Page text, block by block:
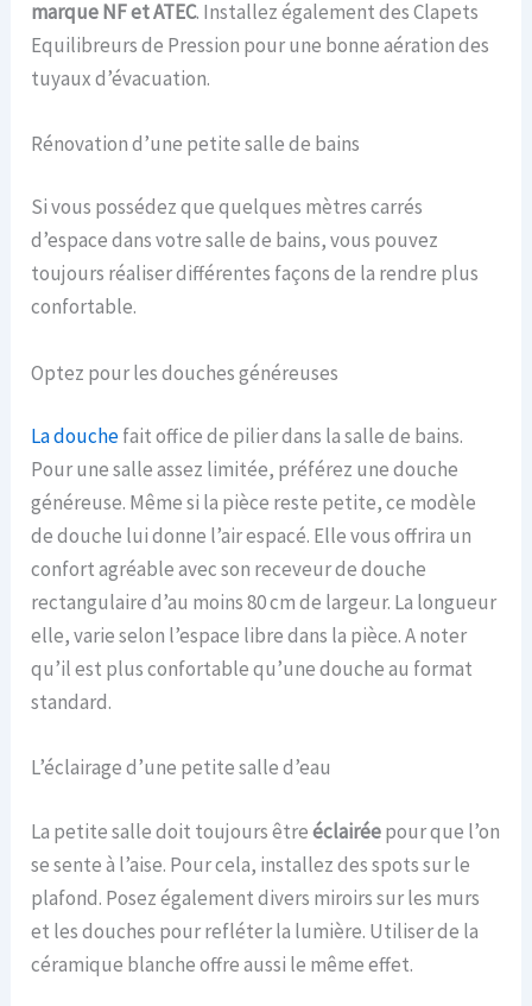
marque NF et ATEC. Installez également des Clapets
Equilibreurs de Pression pour une bonne aération des
tuyaux d’évacuation.
Rénovation d’une petite salle de bains
Si vous possédez que quelques mètres carrés
d’espace dans votre salle de bains, vous pouvez
toujours réaliser différentes façons de la rendre plus
confortable.
Optez pour les douches généreuses
La douchefait office de pilier dans la salle de bains.
Pour une salle assez limitée, préférez une douche
généreuse. Même si la pièce reste petite, ce modèle
de douche lui donne l’air espacé. Elle vous offrira un
confort agréable avec son receveur de douche
rectangulaire d’au moins 80 cm de largeur. La longueur
elle, varie selon l’espace libre dans la pièce. A noter
qu’il est plus confortable qu’une douche au format
standard.
L’éclairage d’une petite salle d’eau
La petite salle doit toujours êtreéclairéepour que l’on
se sente à l’aise. Pour cela, installez des spots sur le
plafond. Posez également divers miroirs sur les murs
et les douches pour refléter la lumière. Utiliser de la
céramique blanche offre aussi le même effet.